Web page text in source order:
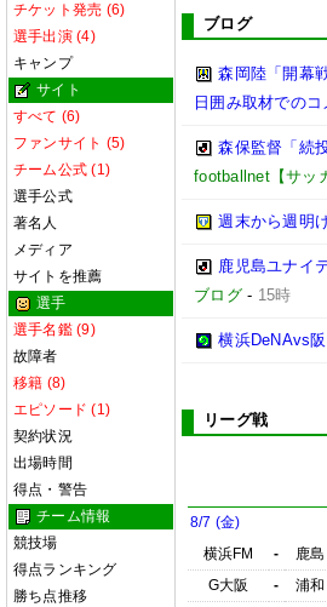
チケット発売 (6)
選手出演 (4)
キャンプ
サイト
すべて (6)
ファンサイト (5)
チーム公式 (1)
選手公式
著名人
メディア
サイトを推薦
選手
選手名鑑 (9)
故障者
移籍 (8)
エピソード (1)
契約状況
出場時間
得点・警告
チーム情報
競技場
得点ランキング
勝ち点推移
ブログ
森岡陸「開幕
日囲み取材でのコ
森保監督「続
footballnet【サッ
週末から週明
鹿児島ユナイ
ブログ- 15時
横浜DeNAvs
リーグ戦
8/7 (金)
横浜FM
- 鹿島
G大阪
- 浦和